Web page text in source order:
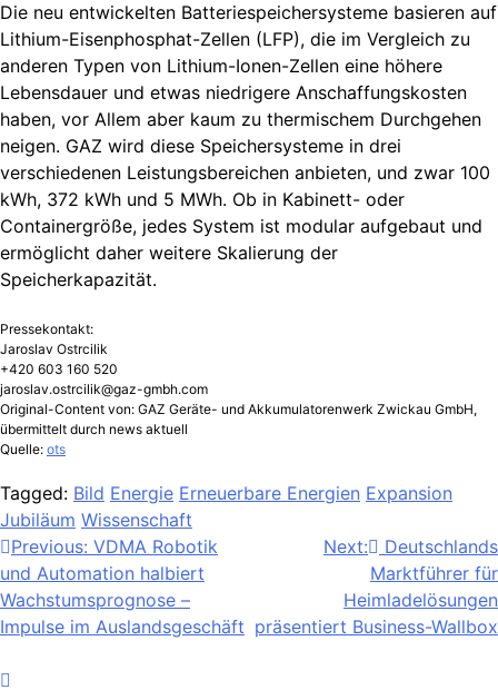
Die neu entwickelten Batteriespeichersysteme basieren auf
Lithium-Eisenphosphat-Zellen (LFP), die im Vergleich zu
anderen Typen von Lithium-Ionen-Zellen eine höhere
Lebensdauer und etwas niedrigere Anschaffungskosten
haben, vor Allem aber kaum zu thermischem Durchgehen
neigen. GAZ wird diese Speichersysteme in drei
verschiedenen Leistungsbereichen anbieten, und zwar 100
kWh, 372 kWh und 5 MWh. Ob in Kabinett- oder
Containergröße, jedes System ist modular aufgebaut und
ermöglicht daher weitere Skalierung der
Speicherkapazität.
Pressekontakt:
Jaroslav Ostrcilik
+420 603 160 520
jaroslav.ostrcilik@gaz-gmbh.com
Original-Content von: GAZ Geräte- und Akkumulatorenwerk Zwickau GmbH,
übermittelt durch news aktuell
Quelle: ots
Tagged: Bild Energie Erneuerbare Energien Expansion
Jubiläum Wissenschaft
Beitragsnavigation
Previous: VDMA Robotik
und Automation halbiert
Wachstumsprognose –
Impulse im Auslandsgeschäft
Next:
Deutschlands
Marktführer für
Heimladelösungen
präsentiert Business-Wallbox